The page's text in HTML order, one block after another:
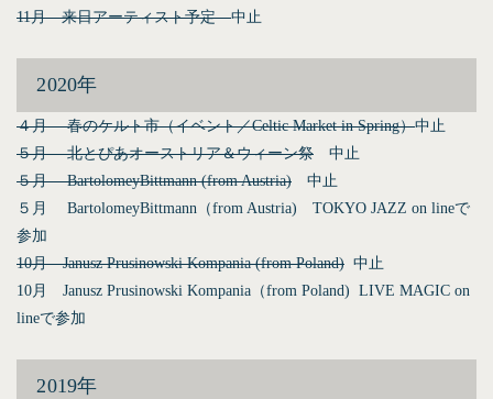
11月 来日アーティスト予定中止
2020年
４月 春のケルト市（イベント／Celtic Market in Spring）中止
５月 北とぴあオーストリア＆ウィーン祭 中止
５月 BartolomeyBittmann (from Austria) 中止
５月 BartolomeyBittmann（from Austria) TOKYO JAZZ on lineで
参加
10月 Janusz Prusinowski Kompania (from Poland) 中止
10月 Janusz Prusinowski Kompania（from Poland) LIVE MAGIC on
lineで参加
2019年